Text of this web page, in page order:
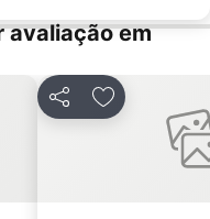
Shopping
da Baía
das Flores
avaliação em
PartilharAdicionar